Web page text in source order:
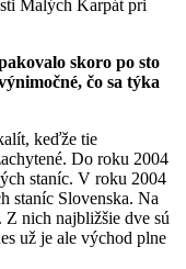
Malých Karpát pri
skoro po sto
čo sa týka
keďže tie
Do roku 2004
staníc. V roku 2004
staníc Slovenska. Na
Z nich najbližšie dve sú
už je ale východ plne